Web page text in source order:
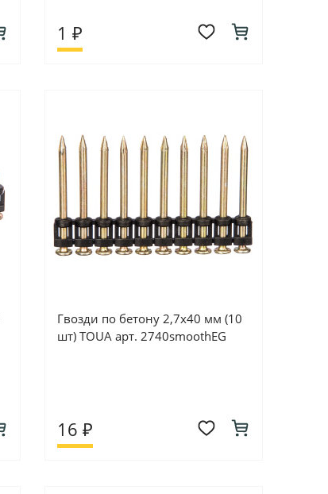
1 ₽
Гвозди по бетону 2,7х40 мм (10
шт) TOUA арт. 2740smoothEG
16 ₽